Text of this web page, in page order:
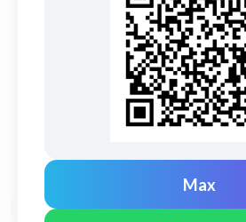
Max
Нажмите, чтобы увеличить